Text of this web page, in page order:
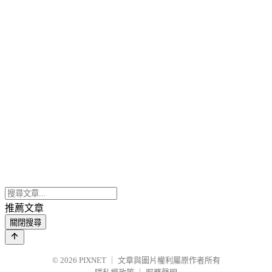
推薦文章
關閉搜尋
© 2026 PIXNET
文章與圖片權利屬原作者所有